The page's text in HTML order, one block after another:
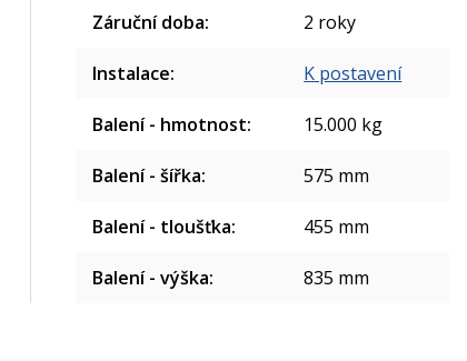
Záruční doba: 2 roky
Instalace: K postavení
Balení - hmotnost: 15.000 kg
Balení - šířka: 575 mm
Balení - tloušťka: 455 mm
Balení - výška: 835 mm